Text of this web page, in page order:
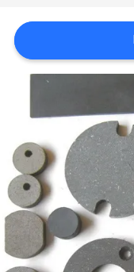
PRIVACY
POLICY